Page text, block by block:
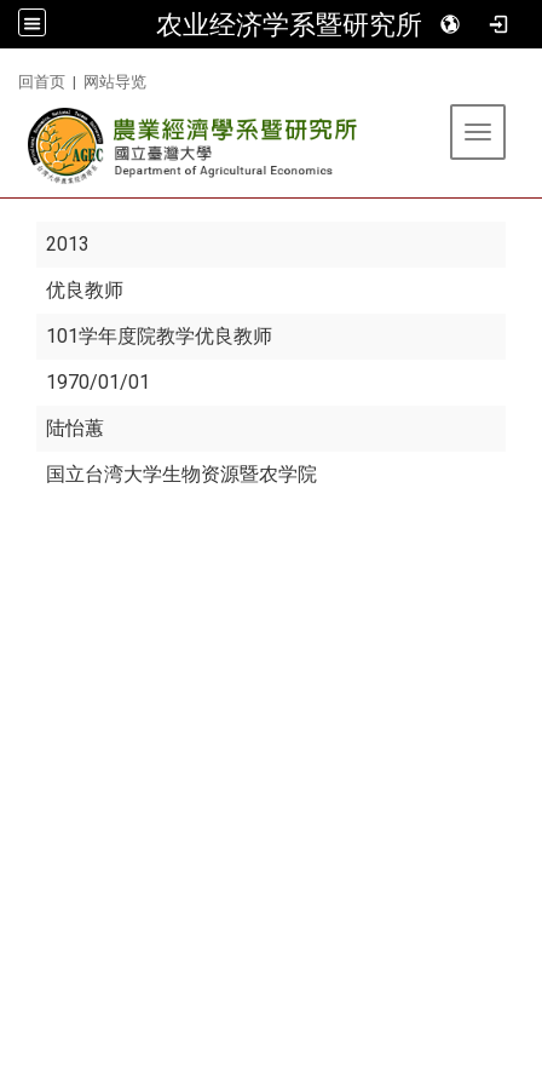
农业经济学系暨研究所
回首页 | 网站导览
Toggle
2013
优良教师
101学年度院教学优良教师
1970/01/01
陆怡蕙
国立台湾大学生物资源暨农学院